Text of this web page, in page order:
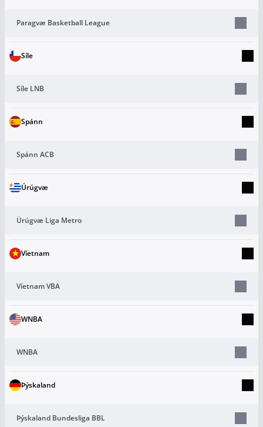
Paragvæ Basketball League
Síle
Síle LNB
Spánn
Spánn ACB
Úrúgvæ
Úrúgvæ Liga Metro
Víetnam
Víetnam VBA
WNBA
WNBA
Þýskaland
Þýskaland Bundesliga BBL